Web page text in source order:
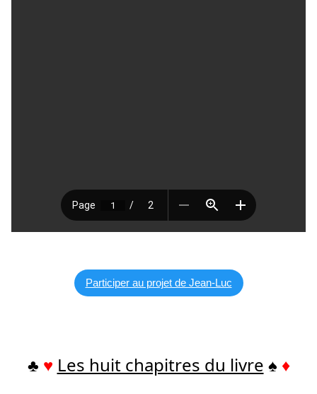
Participer au projet de Jean-Luc
♣ ♥ Les huit chapitres du livre ♠ ♦